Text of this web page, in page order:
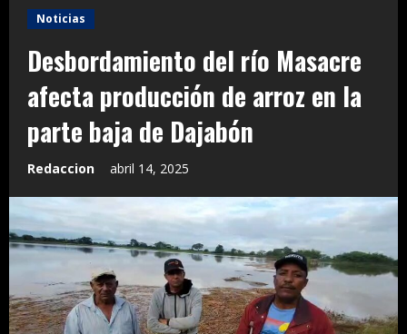
Noticias
Desbordamiento del río Masacre
afecta producción de arroz en la
parte baja de Dajabón
Redaccion abril 14, 2025